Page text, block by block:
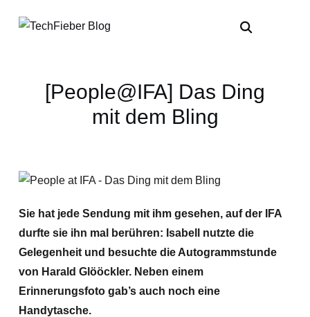
[People@IFA] Das Ding
mit dem Bling
Sie hat jede Sendung mit ihm gesehen, auf der IFA
durfte sie ihn mal berühren: Isabell nutzte die
Gelegenheit und besuchte die Autogrammstunde
von Harald Glööckler. Neben einem
Erinnerungsfoto gab’s auch noch eine
Handytasche.